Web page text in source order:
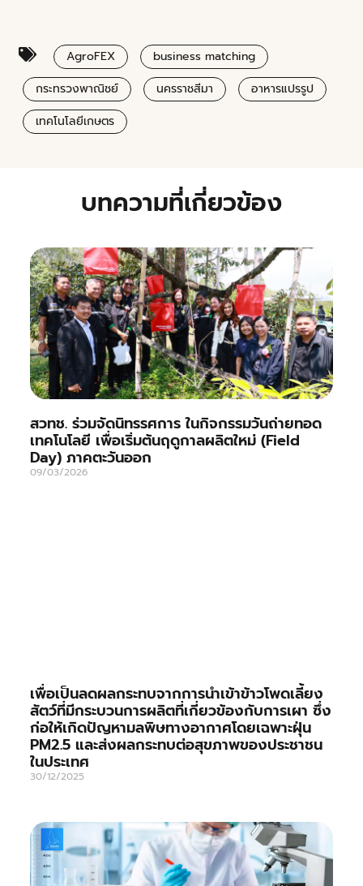
AgroFEX
business matching
กระทรวงพาณิชย์
นครราชสีมา
อาหารแปรรูป
เทคโนโลยีเกษตร
บทความที่เกี่ยวข้อง
สวทช. ร่วมจัดนิทรรศการ ในกิจกรรมวันถ่ายทอด
เทคโนโลยี เพื่อเริ่มต้นฤดูกาลผลิตใหม่ (Field
Day) ภาคตะวันออก
09/03/2026
เพื่อเป็นลดผลกระทบจากการนำเข้าข้าวโพดเลี้ยง
สัตว์ที่มีกระบวนการผลิตที่เกี่ยวข้องกับการเผา ซึ่ง
ก่อให้เกิดปัญหามลพิษทางอากาศโดยเฉพาะฝุ่น
PM2.5 และส่งผลกระทบต่อสุขภาพของประชาชน
ในประเทศ
30/12/2025